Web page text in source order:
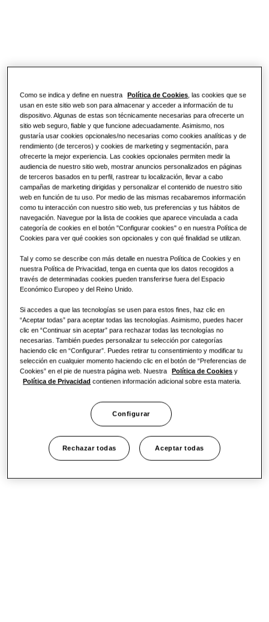
¿Qué es un aire acondicionado y
SOLUCIONES COMERCIALES
Hoteles
Comercio
Restaurante
Oficina
One Samsung
Efficient Climate Control
Windfree Health Silence
Soluciones de bombas de calor
Soluciones de climatización
Controles
WindFree
SmartThings
Cassette 360
Compara WindFree
Productos
Como se indica y define en nuestra Política de Cookies, las cookies que se
usan en este sitio web son para almacenar y acceder a información de tu
dispositivo. Algunas de estas son técnicamente necesarias para ofrecerte un
sitio web seguro, fiable y que funcione adecuadamente. Asimismo, nos
gustaría usar cookies opcionales/no necesarias como cookies analíticas y de
rendimiento (de terceros) y cookies de marketing y segmentación, para
ofrecerte la mejor experiencia. Las cookies opcionales permiten medir la
audiencia de nuestro sitio web, mostrar anuncios personalizados en páginas
de terceros basados en tu perfil, rastrear tu localización, llevar a cabo
campañas de marketing dirigidas y personalizar el contenido de nuestro sitio
web en función de tu uso. Por medio de las mismas recabaremos información
como tu interacción con nuestro sitio web, tus preferencias y tus hábitos de
navegación. Navegue por la lista de cookies que aparece vinculada a cada
categoría de cookies en el botón "Configurar cookies" o en nuestra Política de
Cookies para ver qué cookies son opcionales y con qué finalidad se utilizan.
Tal y como se describe con más detalle en nuestra Política de Cookies y en
nuestra Política de Privacidad, tenga en cuenta que los datos recogidos a
través de determinadas cookies pueden transferirse fuera del Espacio
Económico Europeo y del Reino Unido.
Si accedes a que las tecnologías se usen para estos fines, haz clic en
“Aceptar todas” para aceptar todas las tecnologías. Asimismo, puedes hacer
clic en “Continuar sin aceptar” para rechazar todas las tecnologías no
necesarias. También puedes personalizar tu selección por categorías
haciendo clic en “Configurar”. Puedes retirar tu consentimiento y modificar tu
selección en cualquier momento haciendo clic en el botón de “Preferencias de
Cookies” en el pie de nuestra página web. Nuestra
Política de Cookies y
Política de Privacidad contienen información adicional sobre esta materia.
Configurar
Rechazar todas Aceptar todas